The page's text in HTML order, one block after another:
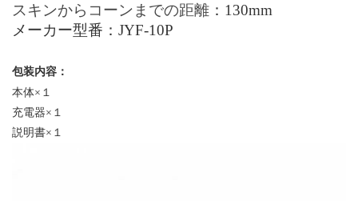
スキンからコーンまでの距離 ： 130mm
メーカー型番： JYF-10P
包装内容：
本体× １
充電器× １
説明書× １